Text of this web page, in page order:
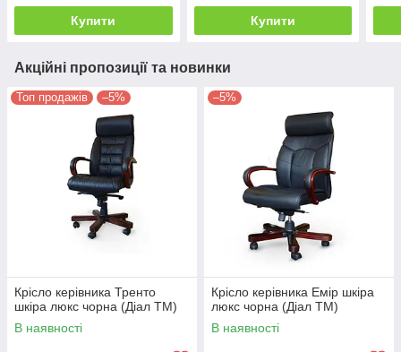
Купити Купити
Акційні пропозиції та новинки
Топ продажів –5%
Крісло керівника Тренто
шкіра люкс чорна (Діал ТМ)
В наявності
–5%
Крісло керівника Емір шкіра
люкс чорна (Діал ТМ)
В наявності